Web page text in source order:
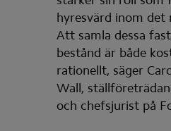
hyresvärd inom
Att samla dessa
bestånd är både
rationellt, säger
Wall,
och chefsjurist på